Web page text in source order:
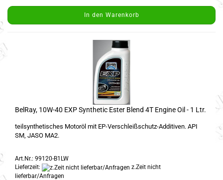
In den Warenkorb
BelRay, 10W-40 EXP Synthetic Ester Blend 4T Engine Oil - 1 Ltr.
teilsynthetisches Motoröl mit EP-Verschleißschutz-Additiven. API
SM, JASO MA2.
Art.Nr.: 99120-B1LW
Lieferzeit:
z.Zeit nicht
lieferbar/Anfragen